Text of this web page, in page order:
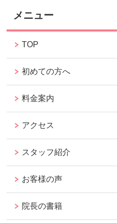
メニュー
TOP
初めての方へ
料金案内
アクセス
スタッフ紹介
お客様の声
院長の書籍